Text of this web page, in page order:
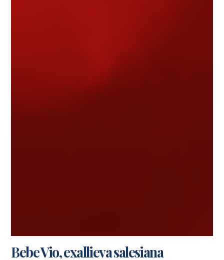
Bebe Vio, exallieva salesiana